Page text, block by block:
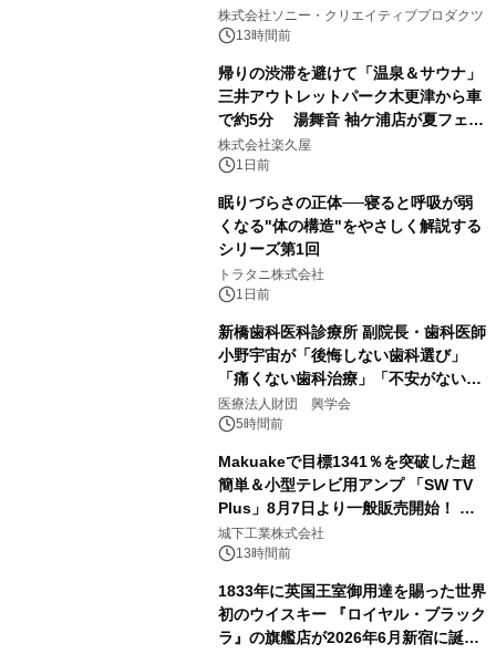
ラボレーション サウナイキタイコラ
ボグッズも発売決定！
株式会社ソニー・クリエイティブプロダクツ
13時間前
帰りの渋滞を避けて「温泉＆サウナ」
三井アウトレットパーク木更津から車
で約5分 湯舞音 袖ケ浦店が夏フェア
メニューを提供
株式会社楽久屋
1日前
眠りづらさの正体──寝ると呼吸が弱
くなる"体の構造"をやさしく解説する
シリーズ第1回
トラタニ株式会社
1日前
新橋歯科医科診療所 副院長・歯科医師
小野宇宙が「後悔しない歯科選び」
「痛くない歯科治療」「不安がない治
療計画」をテーマに専門監修
医療法人財団 興学会
5時間前
Makuakeで目標1341％を突破した超
簡単＆小型テレビ用アンプ 「SW TV
Plus」8月7日より一般販売開始！ ケ
ーブル1本つなぐだけ、テレビの音が
ぐっと豊かに
城下工業株式会社
13時間前
1833年に英国王室御用達を賜った世界
初のウイスキー 『ロイヤル・ブラック
ラ』の旗艦店が2026年6月新宿に誕